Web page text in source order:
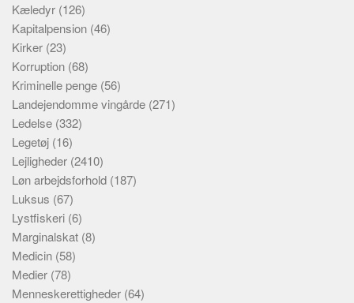
Kæledyr (126)
Kapitalpension (46)
Kirker (23)
Korruption (68)
Kriminelle penge (56)
Landejendomme vingårde (271)
Ledelse (332)
Legetøj (16)
Lejligheder (2410)
Løn arbejdsforhold (187)
Luksus (67)
Lystfiskeri (6)
Marginalskat (8)
Medicin (58)
Medier (78)
Menneskerettigheder (64)